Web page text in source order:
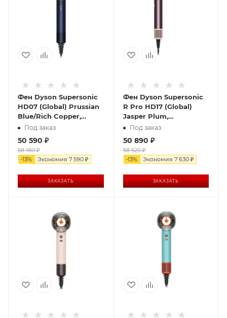
Фен Dyson Supersonic
HD07 (Global) Prussian
Blue/Rich Copper,
синий/медь
Под заказ
50 590 ₽
58 180₽
-13% Экономия 7 590 ₽
ЗАКАЗАТЬ
Фен Dyson Supersonic
R Pro HD17 (Global)
Jasper Plum,
фиолетовый
Под заказ
50 890 ₽
58 520₽
-13% Экономия 7 630₽
ЗАКАЗАТЬ